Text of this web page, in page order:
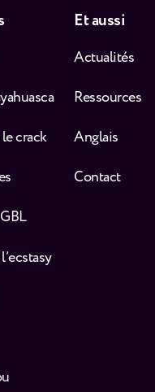
crack
Et aussi
Actualités
Ressources
Anglais
Contact